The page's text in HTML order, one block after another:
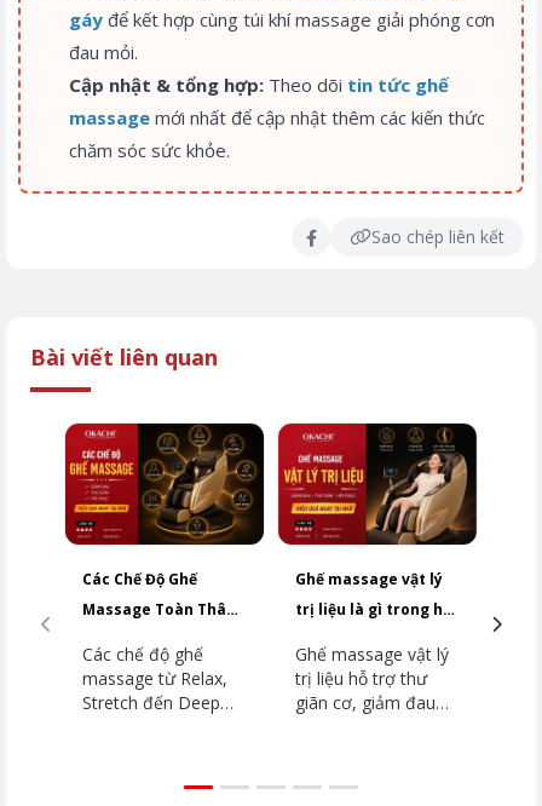
gáy để kết hợp cùng túi khí massage giải phóng cơn
đau mỏi.
Cập nhật & tổng hợp: Theo dõi tin tức ghế
massage mới nhất để cập nhật thêm các kiến thức
chăm sóc sức khỏe.
Sao chép liên kết
Bài viết liên quan
Các Chế Độ Ghế
Massage Toàn Thân
Các chế độ ghế
massage từ Relax,
Stretch đến Deep
Ghế massage vật lý
trị liệu là gì trong hỗ
Ghế massage vật lý
trị liệu hỗ trợ thư
giãn cơ, giảm đau